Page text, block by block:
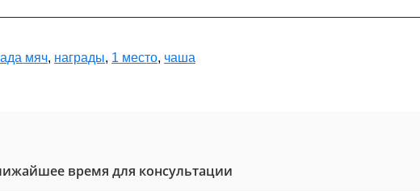
мяч, награды, 1 место, чаша
время для консультации